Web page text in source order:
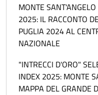
MONTE
2025: IL RACCONTO
PUGLIA 2024 AL
NAZIONALE
"INTRECCI D'ORO"
INDEX 2025: MONTE
MAPPA DEL GRANDE